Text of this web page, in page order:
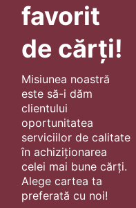
favorit
de cărți!
Misiunea noastră
este să-i dăm
clientului
oportunitatea
serviciilor de calitate
în achiziționarea
celei mai bune cărți.
Alege cartea ta
preferată cu noi!